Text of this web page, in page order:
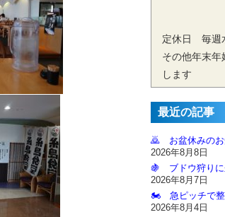
定休日 毎週
その他年末年
します
最近の記事
🙇‍ お盆休みの
2026年8月8日
🍇 ブドウ狩り
2026年8月7日
🏍️ 急ピッチで
2026年8月4日